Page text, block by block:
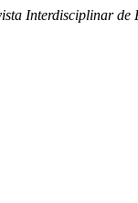
Interdisciplinar de